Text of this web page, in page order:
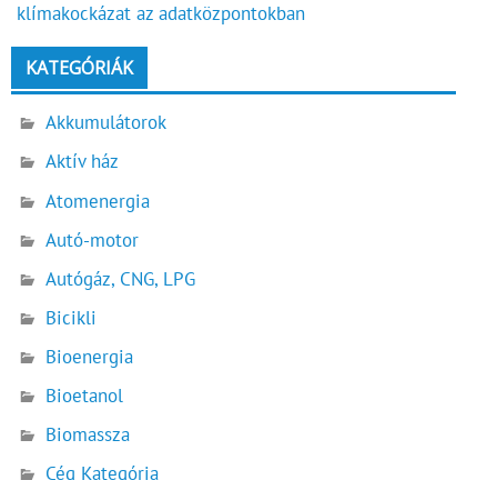
klímakockázat az adatközpontokban
KATEGÓRIÁK
Akkumulátorok
Aktív ház
Atomenergia
Autó-motor
Autógáz, CNG, LPG
Bicikli
Bioenergia
Bioetanol
Biomassza
Cég Kategória